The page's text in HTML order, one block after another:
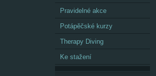
Pravidelné akce
Potápěčské kurzy
Therapy Diving
Ke stažení